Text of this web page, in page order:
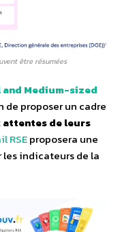
être résumées
and Medium-sized
de proposer un cadre
de leurs
RSEproposera une
indicateurs de la